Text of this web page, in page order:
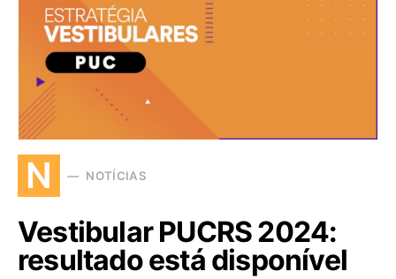
N NOTÍCIAS
Vestibular PUCRS 2024:
resultado está disponível